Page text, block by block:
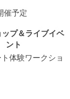
催予定
プ＆ライブイベ
ント
体験ワークショ